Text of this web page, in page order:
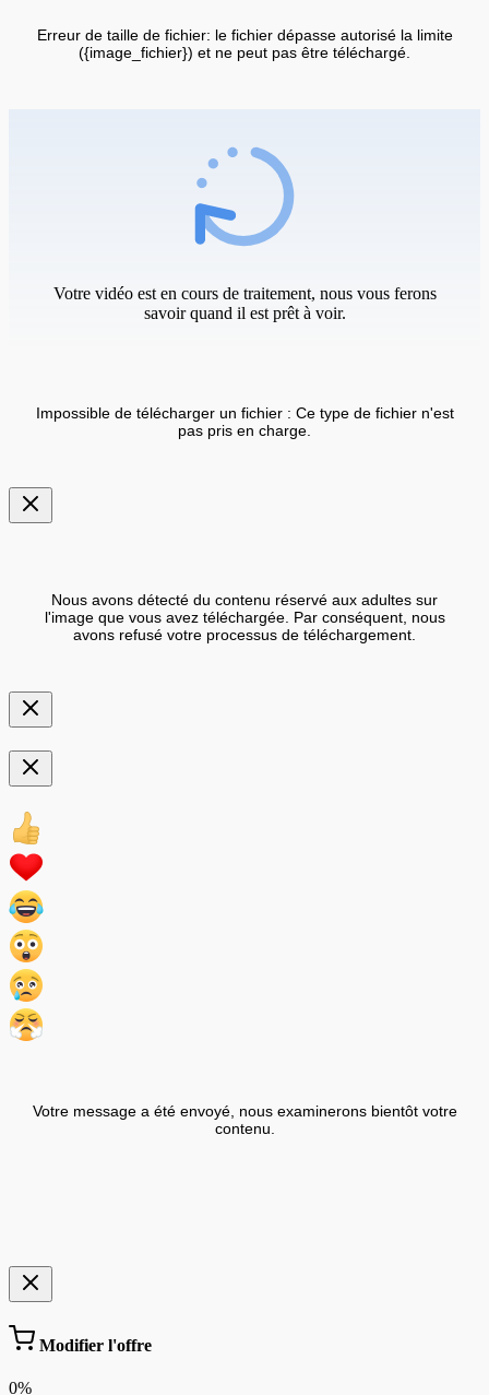
Erreur de taille de fichier: le fichier dépasse autorisé la limite
({image_fichier}) et ne peut pas être téléchargé.
Votre vidéo est en cours de traitement, nous vous ferons
savoir quand il est prêt à voir.
Impossible de télécharger un fichier : Ce type de fichier n'est
pas pris en charge.
Nous avons détecté du contenu réservé aux adultes sur
l'image que vous avez téléchargée. Par conséquent, nous
avons refusé votre processus de téléchargement.
Votre message a été envoyé, nous examinerons bientôt votre
contenu.
Modifier l'offre
0%